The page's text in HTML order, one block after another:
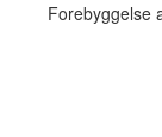
Forebyggelse